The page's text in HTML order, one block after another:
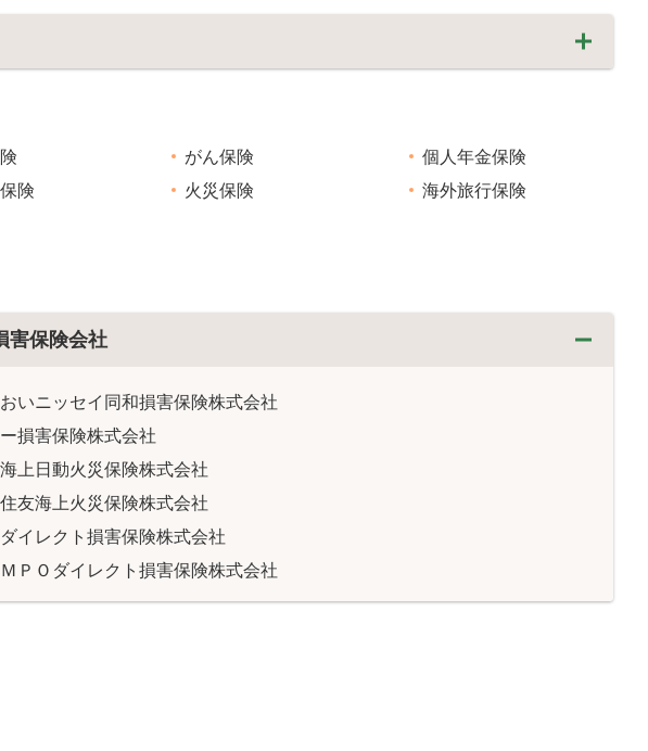
がん保険
個人年金保険
険 火災保険
海外旅行保険
害保険会社
いニッセイ同和損害保険株式会社
損害保険株式会社
上日動火災保険株式会社
友海上火災保険株式会社
イレクト損害保険株式会社
ＰＯダイレクト損害保険株式会社